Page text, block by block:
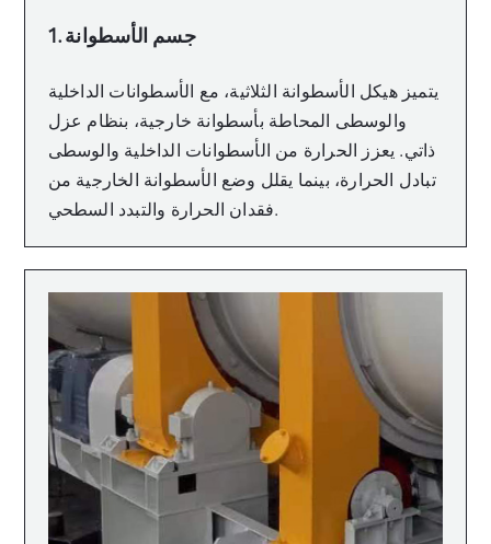
1. جسم الأسطوانة
يتميز هيكل الأسطوانة الثلاثية، مع الأسطوانات الداخلية
والوسطى المحاطة بأسطوانة خارجية، بنظام عزل
ذاتي. يعزز الحرارة من الأسطوانات الداخلية والوسطى
تبادل الحرارة، بينما يقلل وضع الأسطوانة الخارجية من
فقدان الحرارة والتبدد السطحي.